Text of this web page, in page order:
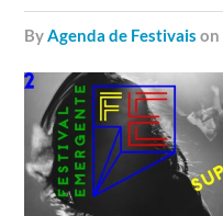
byAgenda de Festivais on